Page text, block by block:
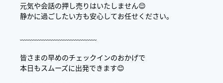
元気や会話の押し売りはいたしません😌
静かに過ごしたい方も安心してお任せください。
皆さまの早めのチェックインのおかげで
本日もスムーズに出発できます😊